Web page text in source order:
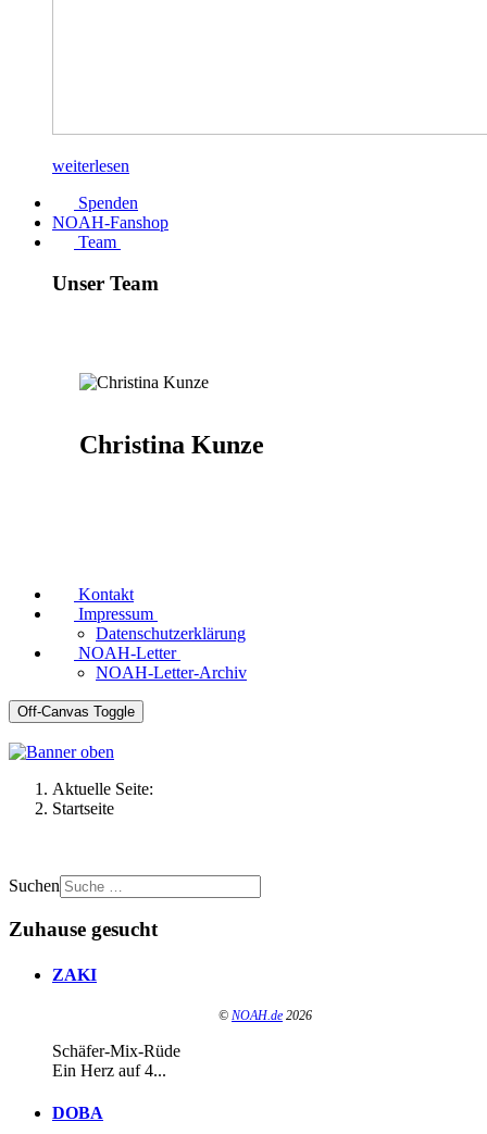
weiterlesen
Spenden
NOAH-Fanshop
Team
Unser Team
Christina Kunze
Kontakt
Impressum
Datenschutzerklärung
NOAH-Letter
NOAH-Letter-Archiv
Off-Canvas Toggle
Aktuelle Seite:
Startseite
Suchen
Zuhause gesucht
ZAKI
© NOAH.de 2026
Schäfer-Mix-Rüde
Ein Herz auf 4...
DOBA